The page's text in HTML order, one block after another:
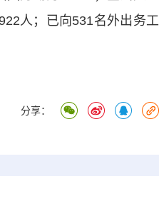
人；已向531名外出务工
分享：